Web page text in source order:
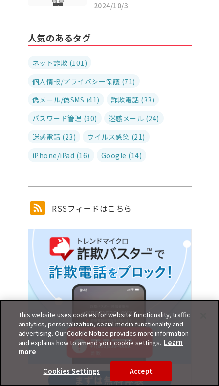
2024/10/3
人気のあるタグ
ネット詐欺 (101)
個人情報/プライバシー保護 (71)
偽メール/偽SMS (41)
詐欺電話 (33)
パスワード管理 (30)
迷惑メール (24)
迷惑電話 (23)
ウイルス感染 (21)
iPhone/iPad (16)
Google (14)
RSSフィードはこちら
This website uses cookies for website functionality, traffic
analytics, personalization, social media functionality and
advertising. Our Cookie Notice provides more information
and explains how to amend your cookie settings. Learn
more
Cookies Settings Accept